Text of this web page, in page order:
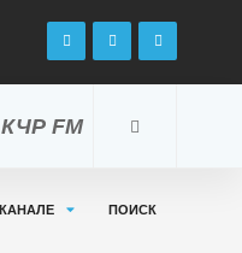
КЧР FM
ПОИСК